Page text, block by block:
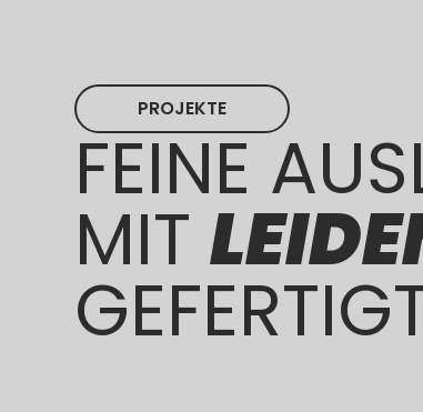
PROJEKTE
FEINE
MIT